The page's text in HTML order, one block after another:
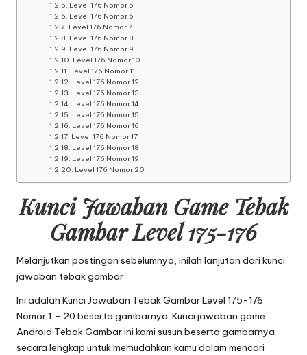
Level 176 Nomor 5
Level 176 Nomor 6
Level 176 Nomor 7
Level 176 Nomor 8
Level 176 Nomor 9
Level 176 Nomor 10
Level 176 Nomor 11
Level 176 Nomor 12
Level 176 Nomor 13
Level 176 Nomor 14
Level 176 Nomor 15
Level 176 Nomor 16
Level 176 Nomor 17
Level 176 Nomor 18
Level 176 Nomor 19
Level 176 Nomor 20
Kunci Jawaban Game Tebak
Gambar Level 175-176
Melanjutkan postingan sebelumnya, inilah lanjutan dari kunci
jawaban tebak gambar
Ini adalah Kunci Jawaban Tebak Gambar Level 175-176
Nomor 1 – 20 beserta gambarnya. Kunci jawaban game
Android Tebak Gambar ini kami susun beserta gambarnya
secara lengkap untuk memudahkan kamu dalam mencari